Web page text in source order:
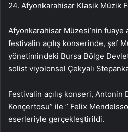
24. Afyonkarahisar Klasik Müzik
Afyonkarahisar Müzesi’nin fuaye
festivalin açılış konserinde, şef
yönetimindeki Bursa Bölge
solist viyolonsel Çekyalı
Festivalin açılış konseri, Antonin
Konçertosu” ile ” Felix
eserleriyle gerçekleştirildi.